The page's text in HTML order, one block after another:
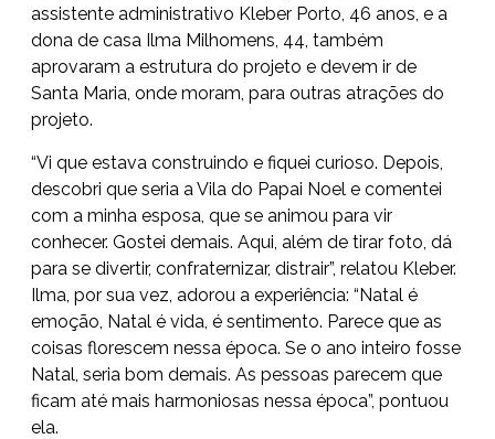
assistente administrativo Kleber Porto, 46 anos, e a
dona de casa Ilma Milhomens, 44, também
aprovaram a estrutura do projeto e devem ir de
Santa Maria, onde moram, para outras atrações do
projeto.
“Vi que estava construindo e fiquei curioso. Depois,
descobri que seria a Vila do Papai Noel e comentei
com a minha esposa, que se animou para vir
conhecer. Gostei demais. Aqui, além de tirar foto, dá
para se divertir, confraternizar, distrair”, relatou Kleber.
Ilma, por sua vez, adorou a experiência: “Natal é
emoção, Natal é vida, é sentimento. Parece que as
coisas florescem nessa época. Se o ano inteiro fosse
Natal, seria bom demais. As pessoas parecem que
ficam até mais harmoniosas nessa época”, pontuou
ela.